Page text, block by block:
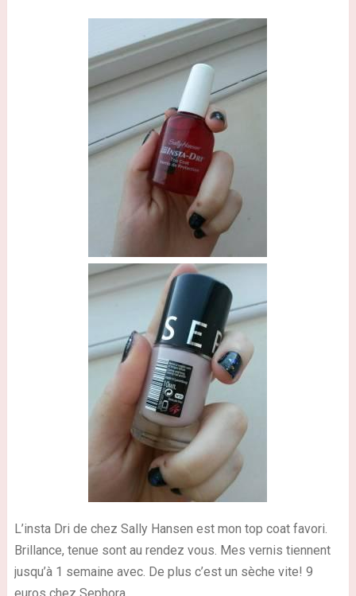
L’insta Dri de chez Sally Hansen est mon top coat favori.
Brillance, tenue sont au rendez vous. Mes vernis tiennent
jusqu’à 1 semaine avec. De plus c’est un sèche vite! 9